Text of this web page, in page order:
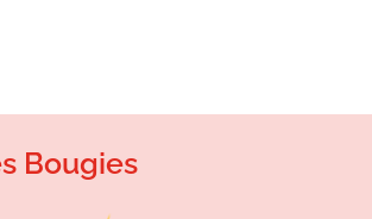
Bougies